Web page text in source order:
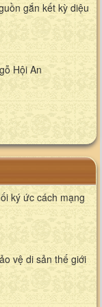
gắn kết kỳ diệu
Hội An
ký ức cách mạng
vệ di sản thế giới